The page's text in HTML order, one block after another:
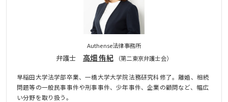
Authense法律事務所
弁護士 高畑 侑紀 （第二東京弁護士会）
早稲田大学法学部卒業、一橋大学大学院法務研究科修了。離婚、相続
問題等の一般民事事件や刑事事件、少年事件、企業の顧問など、幅広
い分野を取り扱う。